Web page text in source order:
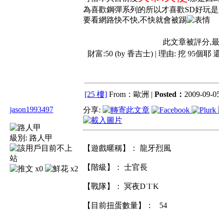
為喜歡鋼彈系列的所以才喜歡SD好玩
要看網路快不快,不快就會被踢
此文章被評分,
財富:50 (by 香吉士) | 理由: 挖 95個耶
[25 樓] From：歐洲 | Posted： 2009-09-
jason1993497
級別: 路人甲
x0 x2
分享:
【遊戲暱稱】： 龍牙烈風
【階級】： 士官長
【戰隊】： 冥夜D˙I˙K
【目前扭蛋數量】： 54